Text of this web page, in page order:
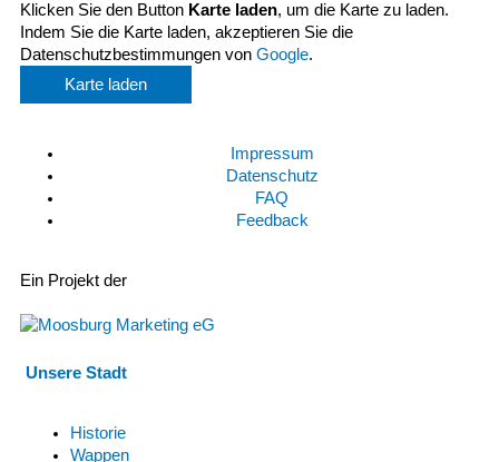
Klicken Sie den Button Karte laden, um die Karte zu laden.
Indem Sie die Karte laden, akzeptieren Sie die
Datenschutzbestimmungen von Google.
Karte laden
Ein Projekt der
Impressum
Datenschutz
FAQ
Feedback
Unsere Stadt
Historie
Wappen